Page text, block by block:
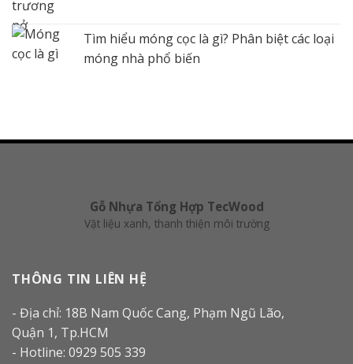
Tìm hiểu móng cọc là gì? Phân biệt các loại
móng nhà phổ biến
Gỗ Nhựa Tổng Hợp TecWood
Vật liệu xanh, thanh thiện môi trường
THÔNG TIN LIÊN HỆ
- Địa chỉ: 18B Nam Quốc Cang, Phạm Ngũ Lão,
Quận 1, Tp.HCM
- Hotline: 0929 505 339